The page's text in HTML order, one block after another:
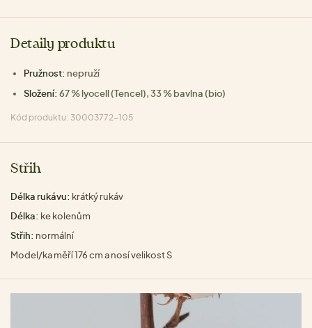
Detaily produktu
Pružnost: nepruží
Složení: 67 % lyocell (Tencel), 33 % bavlna (bio)
Kód produktu: 30003772-105
Střih
Délka rukávu: krátký rukáv
Délka: ke kolenům
Střih: normální
Model/ka měří 176 cm a nosí velikost S